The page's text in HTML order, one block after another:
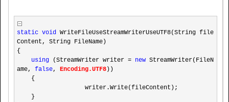
static void WriteFileUseStreamWriterUseUTF8(String file
Content, String FileName)
{
using (StreamWriter writer = new StreamWriter(FileN
ame, false, Encoding.UTF8 ))
{
writer.Write(fileContent);
}